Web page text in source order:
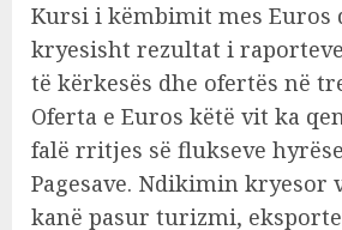
Kursi i këmbimit mes Euros
kryesisht rezultat i
të kërkesës dhe ofertës në
Oferta e Euros këtë vit ka
falë rritjes së flukseve
Pagesave. Ndikimin kryesor
kanë pasur turizmi,